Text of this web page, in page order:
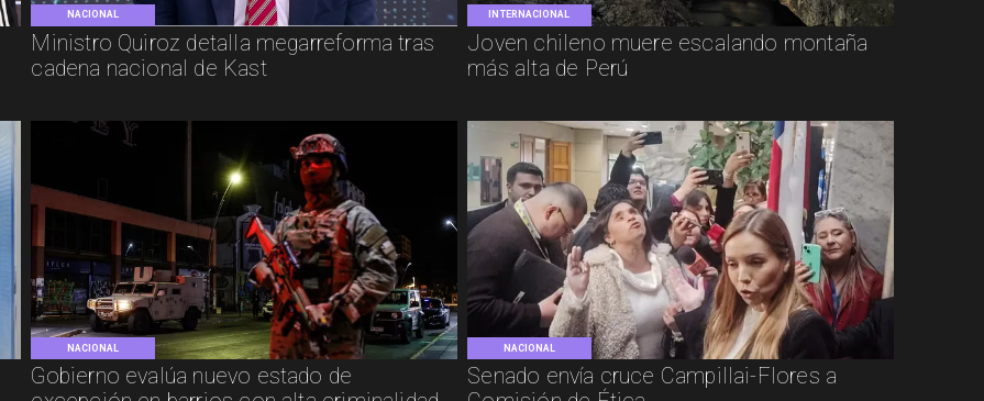
NACIONAL
Ministro Quiroz detalla megarreforma tras
cadena nacional de Kast
INTERNACIONAL
Joven chileno muere escalando montaña
más alta de Perú
NACIONAL
Gobierno evalúa nuevo estado de
NACIONAL
Senado envía cruce Campillai-Flores a